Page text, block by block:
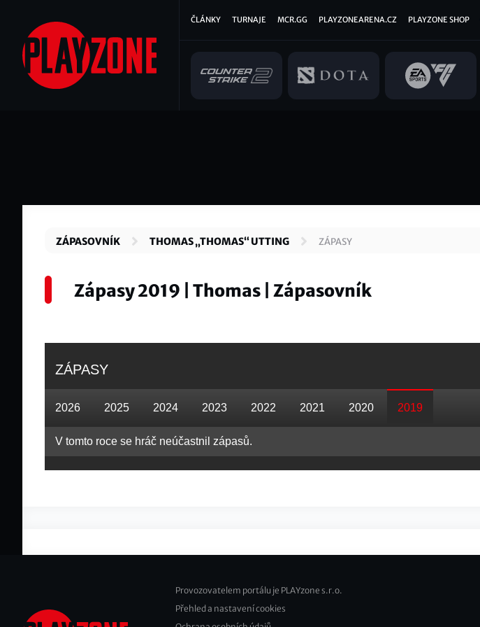
hlavnímu
obsahu
Hlavní
ČLÁNKY TURNAJE MCR.GG PLAYZONEARENA.CZ PLAYZONE SHOP
ZÁPASOVNÍK THOMAS „THOMAS“ UTTING ZÁPASY
Zápasy 2019 | Thomas | Zápasovník
ZÁPASY
2026 2025 2024 2023 2022 2021 2020 2019
V tomto roce se hráč neúčastnil zápasů.
Footer
Provozovatelem portálu je PLAYzone s.r.o.
Přehled a nastavení cookies